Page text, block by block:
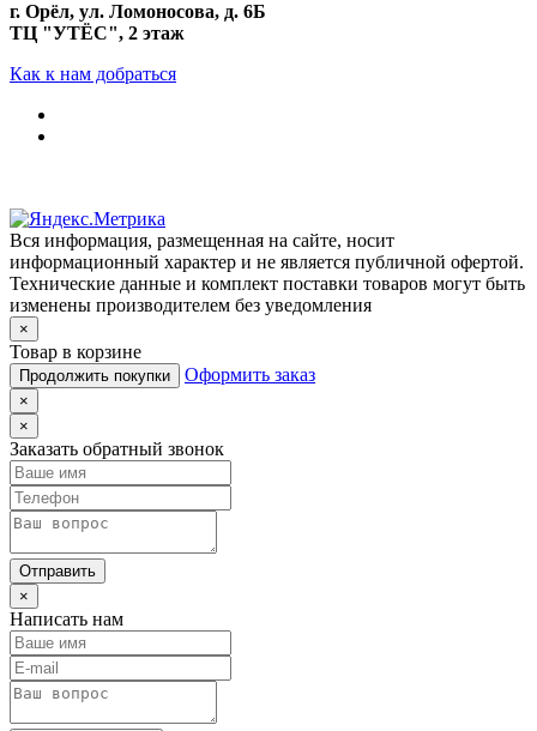
г. Орёл, ул. Ломоносова, д. 6Б
ТЦ "УТЁС", 2 этаж
Как к нам добраться
Вся информация, размещенная на сайте, носит
информационный характер и не является публичной офертой.
Технические данные и комплект поставки товаров могут быть
изменены производителем без уведомления
×
Товар в корзине
Продолжить покупки Оформить заказ
×
×
Заказать обратный звонок
Отправить
×
Написать нам